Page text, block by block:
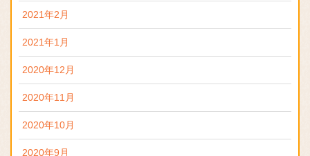
2021年2月
2021年1月
2020年12月
2020年11月
2020年10月
2020年9月